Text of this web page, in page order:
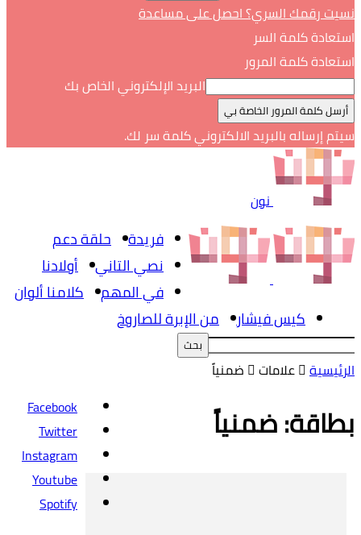
نسيت رقمك السري؟ احصل على مساعدة
استعادة كلمة السر
استعادة كلمة المرور
البريد الإلكتروني الخاص بك
سيتم إرساله بالبريد الالكتروني كلمة سر لك.
نون
فريدة
حلقة دعم
نصي التاني
أولادنا
في المهم
كلامنا ألوان
كيس فيشار
من الإبرة للصاروخ
الرئيسية علامات ضمنياً
بطاقة: ضمنياً
Facebook
Twitter
Instagram
Youtube
Spotify